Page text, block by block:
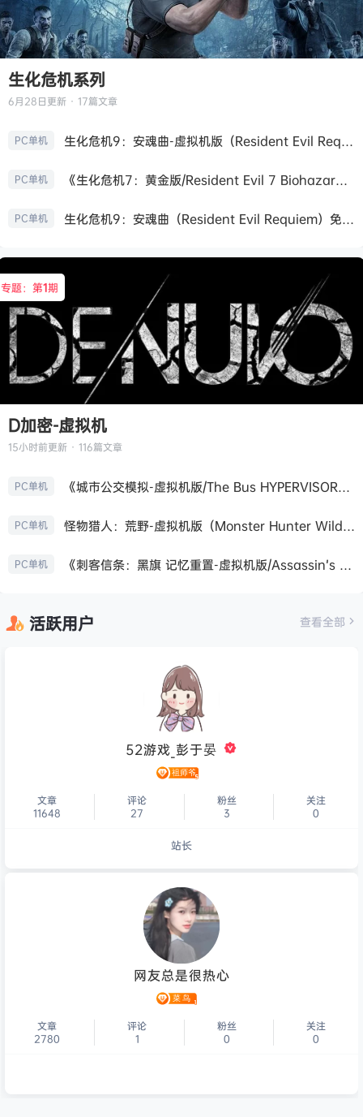
生化危机系列
6月28日更新 · 17篇文章
PC单机 生化危机9：安魂曲-虚拟机版（Resident Evil Requiem HYPERVISOR）免安装中文版
PC单机 《生化危机7：黄金版/Resident Evil 7 Biohazard》免安装中文版
PC单机 生化危机9：安魂曲（Resident Evil Requiem）免安装中文版
专题：第1期
D加密-虚拟机
15小时前更新 · 116篇文章
PC单机 《城市公交模拟-虚拟机版/The Bus HYPERVISOR》免安装中文版
PC单机 怪物猎人：荒野-虚拟机版（Monster Hunter Wilds HYPERVISOR）免安装中文版
PC单机 《刺客信条：黑旗 记忆重置-虚拟机版/Assassin’s Creed Black Flag Resynced HYPERVISOR》免安装中文版
活跃用户 查看全部
52游戏_彭于晏
文章
11648
评论
27
粉丝
3
关注
0
站长
个人主页
网友总是很热心
文章
2780
评论
1
粉丝
0
关注
0